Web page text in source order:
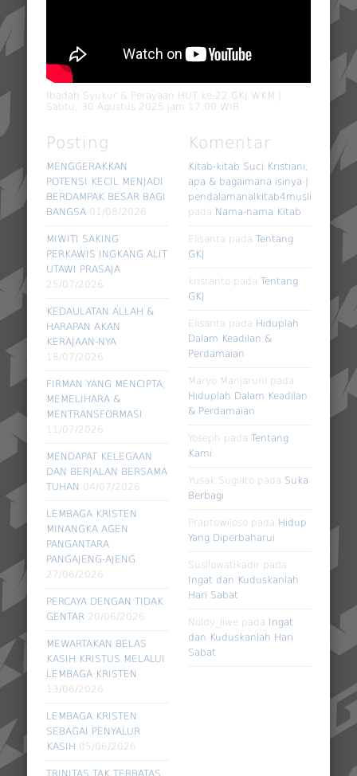
Ibadah Syukur & Perayaan HUT ke-22 GKJ WKM |
Sabtu, 30 Agustus 2025 jam 17.00 WIB
Posting
MENGGERAKKAN
POTENSI KECIL MENJADI
BERDAMPAK BESAR BAGI
BANGSA 01/08/2026
MIWITI SAKING
PERKAWIS INGKANG ALIT
UTAWI PRASAJA
25/07/2026
KEDAULATAN ALLAH &
HARAPAN AKAN
KERAJAAN-NYA
18/07/2026
FIRMAN YANG MENCIPTA,
MEMELIHARA &
MENTRANSFORMASI
11/07/2026
MENDAPAT KELEGAAN
DAN BERJALAN BERSAMA
TUHAN 04/07/2026
LEMBAGA KRISTEN
MINANGKA AGEN
PANGANTARA
PANGAJENG-AJENG
27/06/2026
PERCAYA DENGAN TIDAK
GENTAR 20/06/2026
MEWARTAKAN BELAS
KASIH KRISTUS MELALUI
LEMBAGA KRISTEN
13/06/2026
LEMBAGA KRISTEN
SEBAGAI PENYALUR
KASIH 05/06/2026
TRINITAS TAK TERBATAS
Komentar
Kitab-kitab Suci Kristiani;
apa & bagaimana isinya |
pendalamanalkitab4muslim
pada Nama-nama Kitab
Elisanta padaTentang
GKJ
kristanto padaTentang
GKJ
Elisanta pada Hiduplah
Dalam Keadilan &
Perdamaian
Maryo Manjaruni pada
Hiduplah Dalam Keadilan
& Perdamaian
Yoseph padaTentang
Kami
Yusak Sugiato pada Suka
Berbagi
Praptowiloso pada Hidup
Yang Diperbaharui
Susilowatikadir pada
Ingat dan Kuduskanlah
Hari Sabat
Noldy_liwe pada
Ingat
dan Kuduskanlah Hari
Sabat